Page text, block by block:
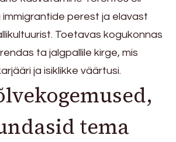
perest ja elavast
Toetavas kogukonnas
ta jalgpallile kirge, mis
ja isiklikke väärtusi.
tema